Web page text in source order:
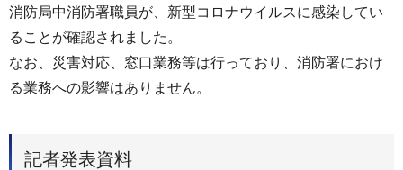
消防局中消防署職員が、新型コロナウイルスに感染してい
ることが確認されました。
なお、災害対応、窓口業務等は行っており、消防署におけ
る業務への影響はありません。
記者発表資料